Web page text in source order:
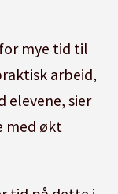
mye tid til
arbeid,
elevene, sier
med økt